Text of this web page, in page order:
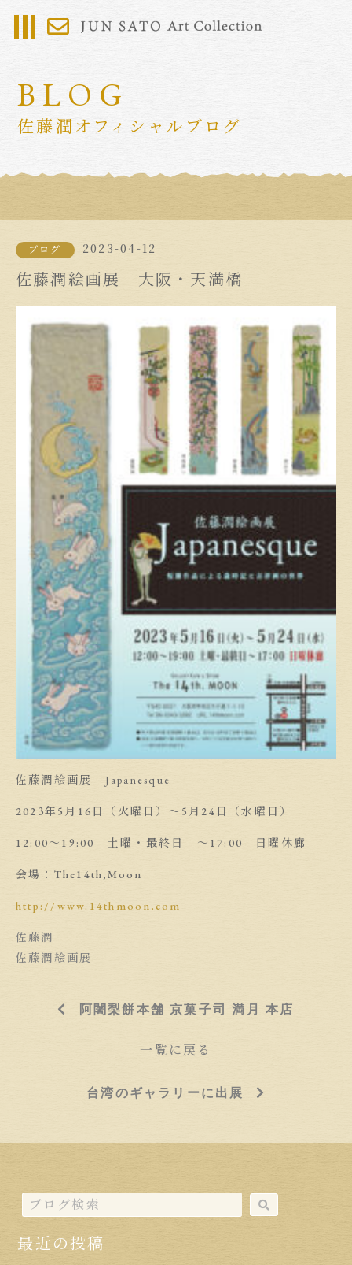
BLOG
佐藤潤オフィシャルブログ
ブログ 2023-04-12
佐藤潤絵画展 大阪・天満橋
佐藤潤絵画展 Japanesque
2023年5月16日（火曜日）〜5月24日（水曜日）
12:00〜19:00 土曜・最終日 〜17:00 日曜休廊
会場：The14th,Moon
http://www.14thmoon.com
佐藤潤
佐藤潤絵画展
阿闍梨餅本舗 京菓子司 満月 本店
一覧に戻る
台湾のギャラリーに出展
最近の投稿